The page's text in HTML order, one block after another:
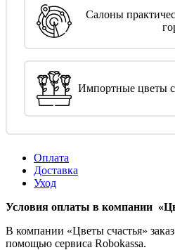
Салоны
Импортные цветы
Оплата
Доставка
Уход
Условия оплаты в компании
В компании «Цветы счастья»
помощью сервиса Robokassa.